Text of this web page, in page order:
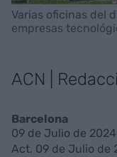
Varias oficinas del
empresas
ACN |
Barcelona
09 de Julio de 2024
Act. 09 de Julio de